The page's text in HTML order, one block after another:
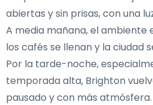
abiertas y sin prisas, con una
A media mañana, el ambiente
los cafés se llenan y la ciudad
Por la tarde-noche,
temporada alta, Brighton
pausado y con más atmósfera.